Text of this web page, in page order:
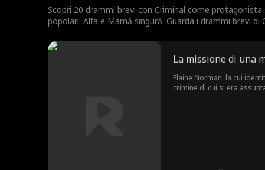
Scopri 20 drammi brevi con Criminal come
popolari: Alfa e Mamă singură. Guarda i drammi brevi
La missione di una
Elaine Norman, la cui
crimine di cui si era